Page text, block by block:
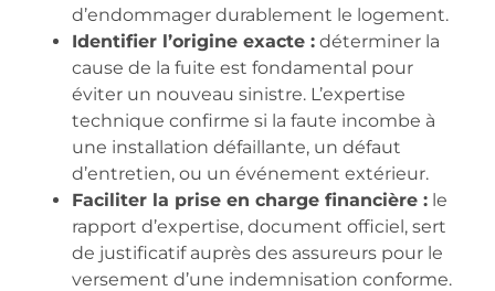
d’endommager durablement le logement.
Identifier l’origine exacte : déterminer la
cause de la fuite est fondamental pour
éviter un nouveau sinistre. L’expertise
technique confirme si la faute incombe à
une installation défaillante, un défaut
d’entretien, ou un événement extérieur.
Faciliter la prise en charge financière : le
rapport d’expertise, document officiel, sert
de justificatif auprès des assureurs pour le
versement d’une indemnisation conforme.